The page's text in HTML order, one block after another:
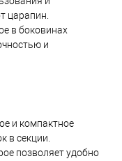
царапин.
в боковинах
и
и компактное
в секции.
позволяет удобно